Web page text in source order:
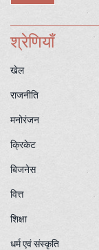
श्रेणियाँ
खेल
राजनीति
मनोरंजन
क्रिकेट
बिजनेस
वित्त
शिक्षा
धर्म एवं संस्कृति